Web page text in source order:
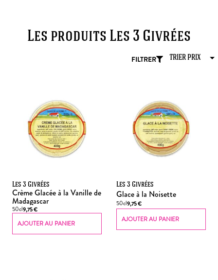
Les produits Les 3 Givrées
FILTRER
Les 3 Givrées
Crème Glacée à la Vanille de
Madagascar
50cl9,75€
AJOUTER AU PANIER
Les 3 Givrées
Glace à la Noisette
50cl9,75€
AJOUTER AU PANIER